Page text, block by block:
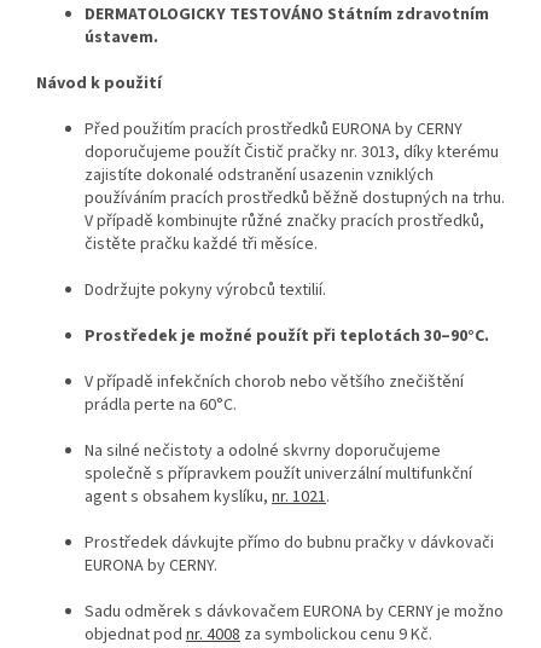
DERMATOLOGICKY TESTOVÁNO Státním zdravotním
ústavem.
Návod k použití
Před použitím pracích prostředků EURONA by CERNY
doporučujeme použít Čistič pračky nr. 3013, díky kterému
zajistíte dokonalé odstranění usazenin vzniklých
používáním pracích prostředků běžně dostupných na trhu.
V případě kombinujte růžné značky pracích prostředků,
čistěte pračku každé tři měsíce.
Dodržujte pokyny výrobců textilií.
Prostředek je možné použít při teplotách 30–90°C.
V případě infekčních chorob nebo většího znečištění
prádla perte na 60°C.
Na silné nečistoty a odolné skvrny doporučujeme
společně s přípravkem použít univerzální multifunkční
agent s obsahem kyslíku, nr. 1021.
Prostředek dávkujte přímo do bubnu pračky v dávkovači
EURONA by CERNY.
Sadu odměrek s dávkovačem EURONA by CERNY je možno
objednat pod nr. 4008 za symbolickou cenu 9 Kč.